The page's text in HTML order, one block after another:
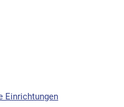
Einrichtungen